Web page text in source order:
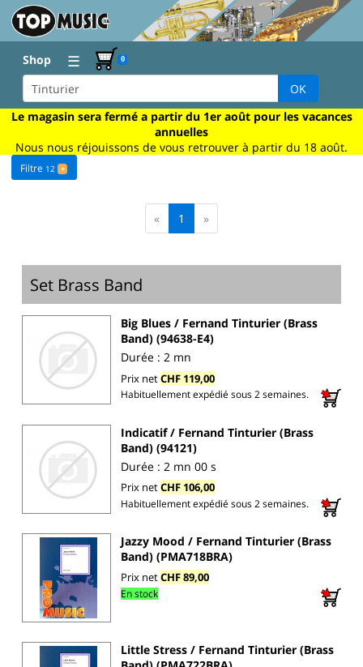
Shop ☰ 0
OK
Le magasin sera fermé a partir du 1er août pour les vacances
annuelles
Nous nous réjouissons de vous retrouver à partir du 18 août.
Filtre 12 +
« 1 »
Set Brass Band
Big Blues / Fernand Tinturier (Brass
Band) (94638-E4)
Durée : 2 mn
Prix netCHF 119,00
Habituellement expédié sous 2 semaines.
Indicatif / Fernand Tinturier (Brass
Band) (94121)
Durée : 2 mn 00 s
Prix netCHF 106,00
Habituellement expédié sous 2 semaines.
Jazzy Mood / Fernand Tinturier (Brass
Band) (PMA718BRA)
Prix netCHF 89,00
En stock
Little Stress / Fernand Tinturier (Brass